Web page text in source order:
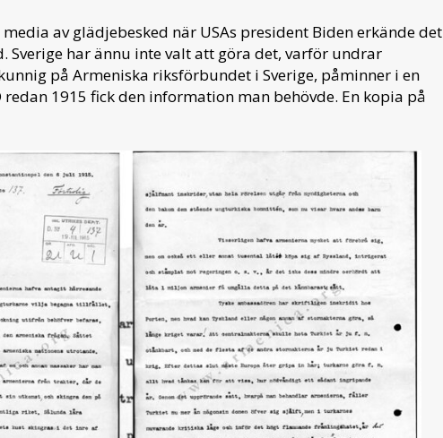
av glädjebesked när USAs president Biden erkände det
Sverige har ännu inte valt att göra det, varför undrar
på Armeniska riksförbundet i Sverige, påminner i en
redan 1915 fick den information man behövde. En kopia på